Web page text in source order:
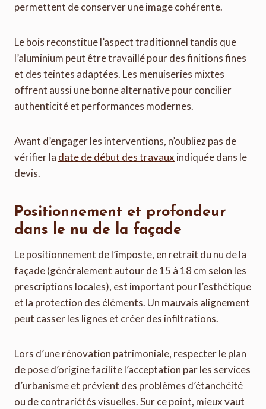
permettent de conserver une image cohérente.
Le bois reconstitue l’aspect traditionnel tandis que
l’aluminium peut être travaillé pour des finitions fines
et des teintes adaptées. Les menuiseries mixtes
offrent aussi une bonne alternative pour concilier
authenticité et performances modernes.
Avant d’engager les interventions, n’oubliez pas de
vérifier la date de début des travaux indiquée dans le
devis.
Positionnement et profondeur
dans le nu de la façade
Le positionnement de l’imposte, en retrait du nu de la
façade (généralement autour de 15 à 18 cm selon les
prescriptions locales), est important pour l’esthétique
et la protection des éléments. Un mauvais alignement
peut casser les lignes et créer des infiltrations.
Lors d’une rénovation patrimoniale, respecter le plan
de pose d’origine facilite l’acceptation par les services
d’urbanisme et prévient des problèmes d’étanchéité
ou de contrariétés visuelles. Sur ce point, mieux vaut